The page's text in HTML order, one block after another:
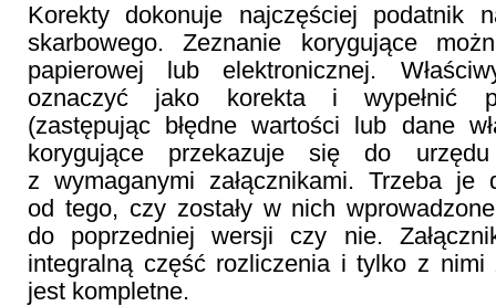
Korekty dokonuje najczęściej podatnik
skarbowego. Zeznanie korygujące
papierowej lub elektronicznej.
oznaczyć jako korekta i wypełnić
(zastępując błędne wartości lub dane
korygujące przekazuje się do
z wymaganymi załącznikami. Trzeba je
od tego, czy zostały w nich
do poprzedniej wersji czy nie.
integralną część rozliczenia i tylko z nimi
jest kompletne.